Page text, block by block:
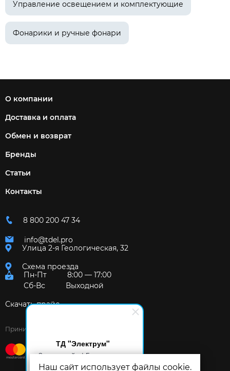
ТД "Электрум"
Здравствуйте! Готов помочь
вам. Напишите мне, если у
Наш сайт использует файлы cookie.
Управление освещением и комплектующие
Фонарики и ручные фонари
О компании
Доставка и оплата
Обмен и возврат
Бренды
Статьи
Контакты
8 800 200 47 34
info@tdel.pro
Улица 2-я Геологическая, 32
Схема проезда
Пн-Пт
8:00 — 17:00
Сб-Вс
Выходной
Скачать прайс
Принимаем к оплате: